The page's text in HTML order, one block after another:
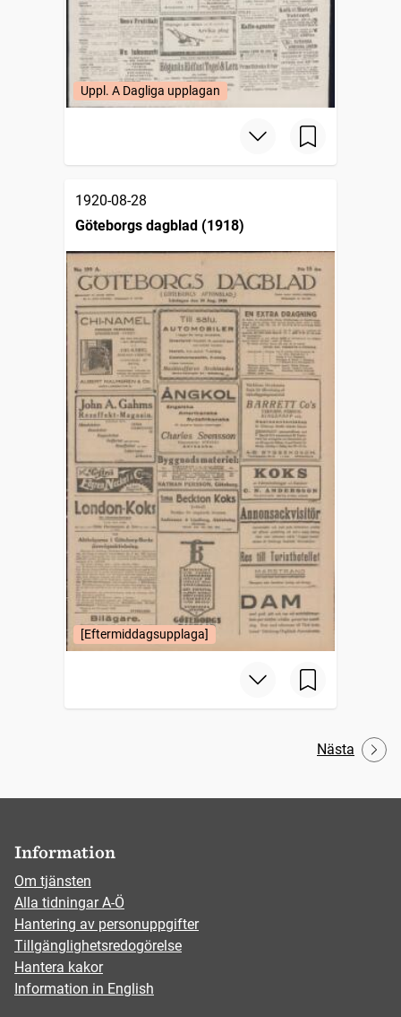
Uppl. A Dagliga upplagan
1920-08-28
Göteborgs dagblad (1918)
[Eftermiddagsupplaga]
Nästa
Information
Om tjänsten
Alla tidningar A-Ö
Hantering av personuppgifter
Tillgänglighetsredogörelse
Hantera kakor
Information in English